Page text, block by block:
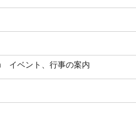
イベント、行事の案内